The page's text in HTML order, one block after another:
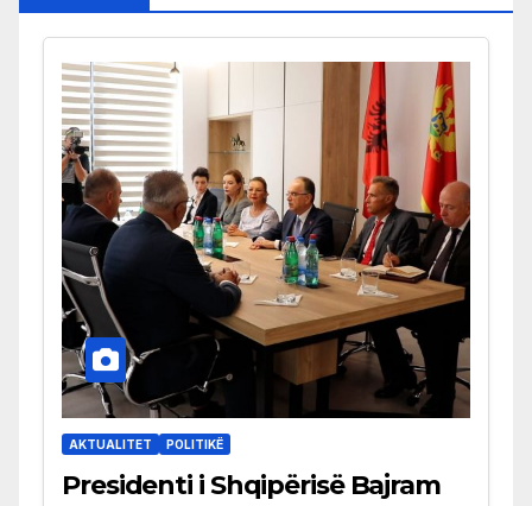
AKTUALITET POLITIKË
Presidenti i Shqipërisë Bajram